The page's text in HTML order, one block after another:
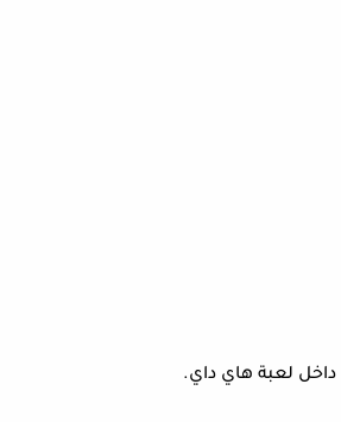
داخل لعبة هاي داي.